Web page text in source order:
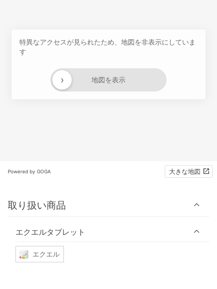
特異なアクセスが見られたため、地図を非表示にしていま
す
地図を表示
›
Powered by GOGA 大きな地図
取り扱い商品
エクエルタブレット
エクエル